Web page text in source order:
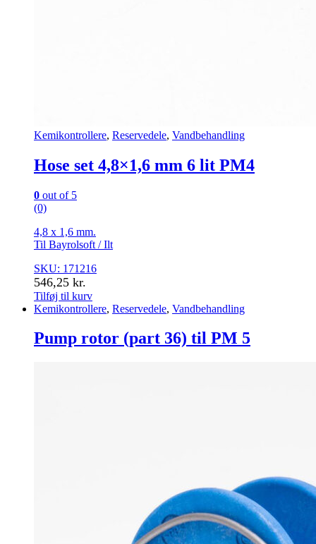
Kemikontrollere, Reservedele, Vandbehandling
Hose set 4,8×1,6 mm 6 lit PM4
0 out of 5
(0)
4,8 x 1,6 mm.
Til Bayrolsoft / Ilt
SKU: 171216
546,25 kr.
Tilføj til kurv
Kemikontrollere, Reservedele, Vandbehandling
Pump rotor (part 36) til PM 5